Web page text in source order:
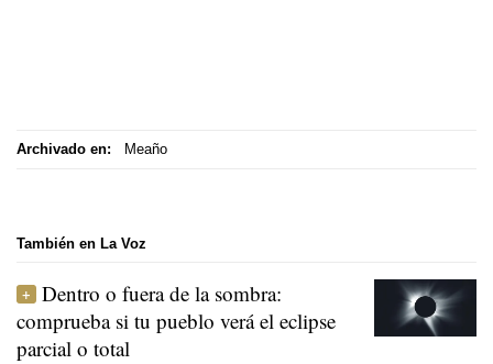
Archivado en: Meaño
También en La Voz
Dentro o fuera de la sombra:
comprueba si tu pueblo verá el eclipse
parcial o total